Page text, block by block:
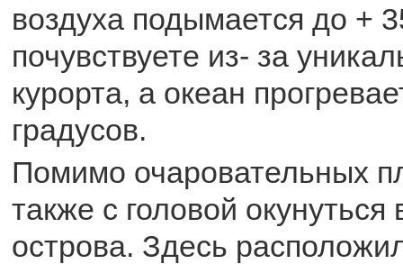
воздуха подымается до +
почувствуете из- за
курорта, а океан
градусов.
Помимо очаровательных
также с головой
острова. Здесь